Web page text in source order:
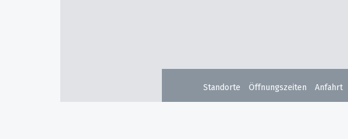
Standorte Öffnungszeiten Anfahrt